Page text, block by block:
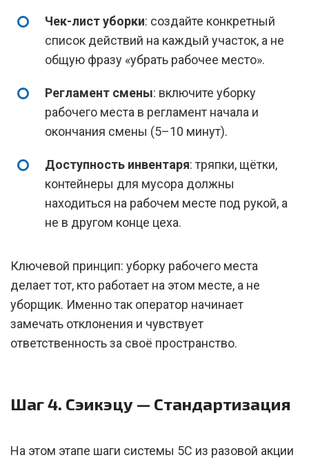
Чек-лист уборки: создайте конкретный
список действий на каждый участок, а не
общую фразу «убрать рабочее место».
Регламент смены: включите уборку
рабочего места в регламент начала и
окончания смены (5–10 минут).
Доступность инвентаря: тряпки, щётки,
контейнеры для мусора должны
находиться на рабочем месте под рукой, а
не в другом конце цеха.
Ключевой принцип: уборку рабочего места
делает тот, кто работает на этом месте, а не
уборщик. Именно так оператор начинает
замечать отклонения и чувствует
ответственность за своё пространство.
Шаг 4. Сэикэцу — Стандартизация
На этом этапе шаги системы 5С из разовой акции